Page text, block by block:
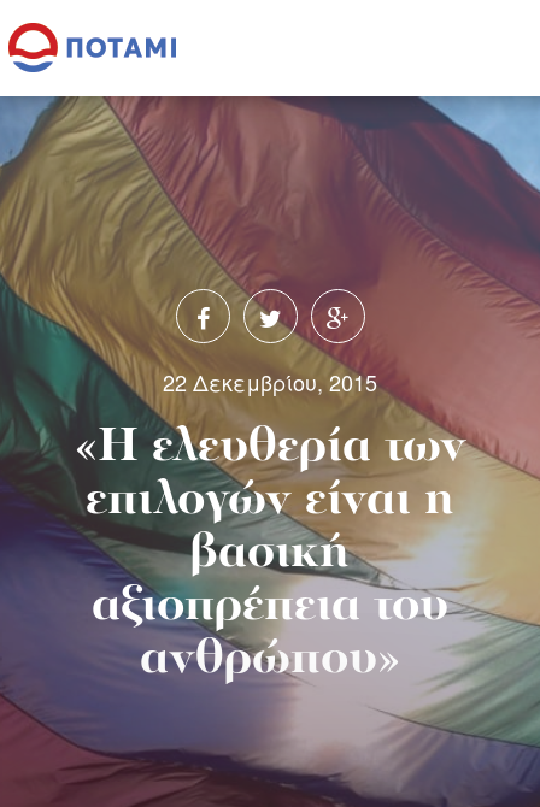
22 Δεκεμβρίου, 2015
«Η ελευθερία των
επιλογών είναι η
βασική
αξιοπρέπεια του
ανθρώπου»